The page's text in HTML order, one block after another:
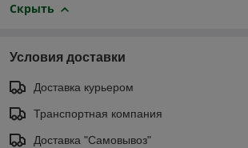
Скрыть
Условия доставки
Доставка курьером
Транспортная компания
Доставка "Самовывоз"